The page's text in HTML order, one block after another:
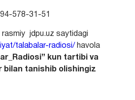
578-31-51
jdpu.uz saytidagi
talabalar-radiosi/havola
kun tartibi va
bilan tanishib olishingiz